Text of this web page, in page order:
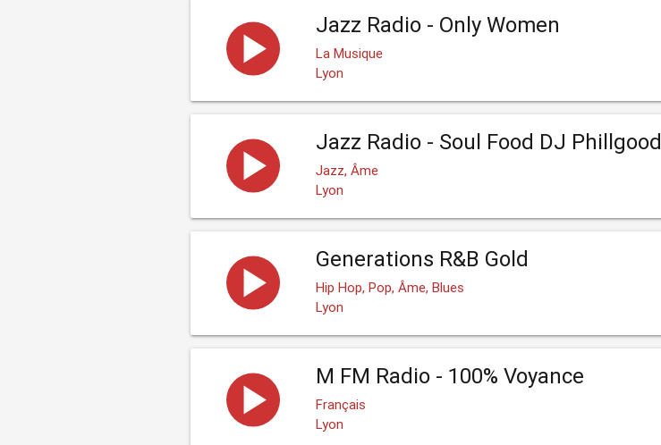
Jazz Radio - Only Women
La Musique
Lyon
Jazz Radio - Soul Food DJ Phillgood
Jazz, Âme
Lyon
Generations R&B Gold
Hip Hop, Pop, Âme, Blues
Lyon
M FM Radio - 100% Voyance
Français
Lyon